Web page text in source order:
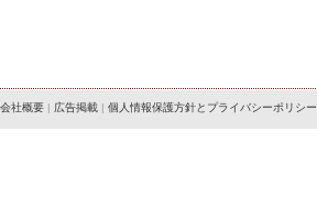
会社概要 | 広告掲載 | 個人情報保護方針とプライバシーポリシー